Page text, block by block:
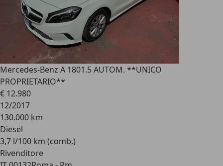
Mercedes-Benz A 1801.5 AUTOM. **UNICO
PROPRIETARIO**
€ 12.980
12/2017
130.000 km
Diesel
3,7 l/100 km (comb.)
Rivenditore